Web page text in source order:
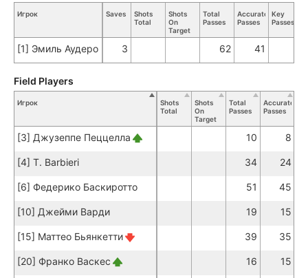
Игрок Saves
Shots
Total
Shots
On
Target
Total
Passes
Accurate
Passes
Key
Passes
[1] Эмиль Аудеро 3 62 41
Игрок
Shots
Total
Shots
On
Target
Total
Passes
Accurate
Passes
[3] Джузеппе Пеццелла 10 8
[4] T. Barbieri 34 24
[6] Федерико Баскиротто 51 45
[10] Джейми Варди 19 15
[15] Маттео Бьянкетти 39 35
[20] Франко Васкес 16 15
Field Players